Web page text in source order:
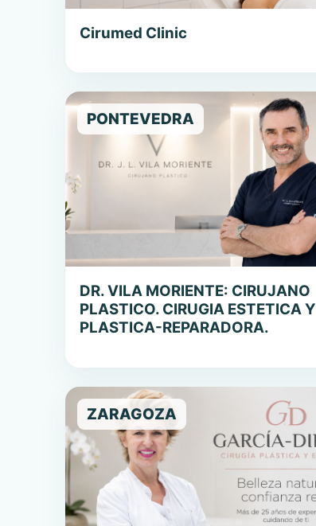
Cirumed Clinic
PONTEVEDRA
DR. VILA MORIENTE: CIRUJANO
PLASTICO. CIRUGIA ESTETICA Y
PLASTICA-REPARADORA.
ZARAGOZA